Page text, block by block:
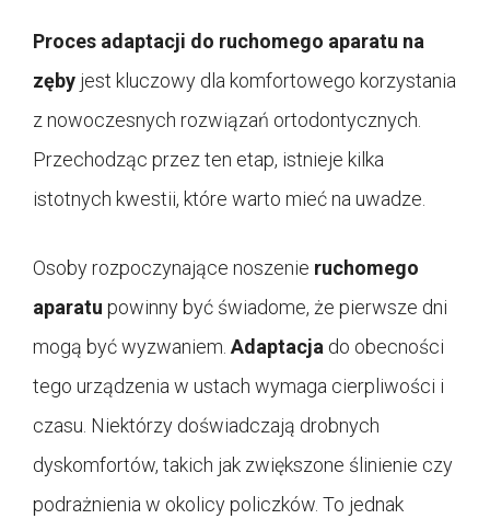
Proces adaptacji do ruchomego aparatu na
zęby jest kluczowy dla komfortowego korzystania
z nowoczesnych rozwiązań ortodontycznych.
Przechodząc przez ten etap, istnieje kilka
istotnych kwestii, które warto mieć na uwadze.
Osoby rozpoczynające noszenie ruchomego
aparatu powinny być świadome, że pierwsze dni
mogą być wyzwaniem. Adaptacja do obecności
tego urządzenia w ustach wymaga cierpliwości i
czasu. Niektórzy doświadczają drobnych
dyskomfortów, takich jak zwiększone ślinienie czy
podrażnienia w okolicy policzków. To jednak